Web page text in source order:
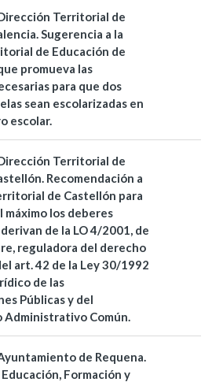
Territorial de
Sugerencia a la
de Educación de
promueva las
para que dos
sean escolarizadas en
escolar.
Territorial de
Recomendación a
de Castellón para
máximo los deberes
de la LO 4/2001, de
reguladora del derecho
art. 42 de la Ley 30/1992
de las
Públicas y del
Administrativo Común.
de Requena.
Formación y